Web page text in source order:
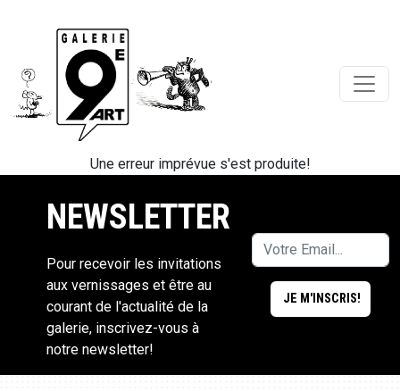
Une erreur imprévue s'est produite!
NEWSLETTER
Pour recevoir les invitations
aux vernissages et être au
courant de l'actualité de la
galerie, inscrivez-vous à
notre newsletter!